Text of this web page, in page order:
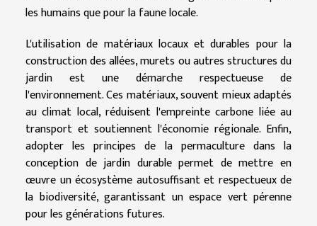
les humains que pour la faune locale.
L'utilisation de matériaux locaux et durables pour la
construction des allées, murets ou autres structures du
jardin est une démarche respectueuse de
l'environnement. Ces matériaux, souvent mieux adaptés
au climat local, réduisent l'empreinte carbone liée au
transport et soutiennent l'économie régionale. Enfin,
adopter les principes de la permaculture dans la
conception de jardin durable permet de mettre en
œuvre un écosystème autosuffisant et respectueux de
la biodiversité, garantissant un espace vert pérenne
pour les générations futures.